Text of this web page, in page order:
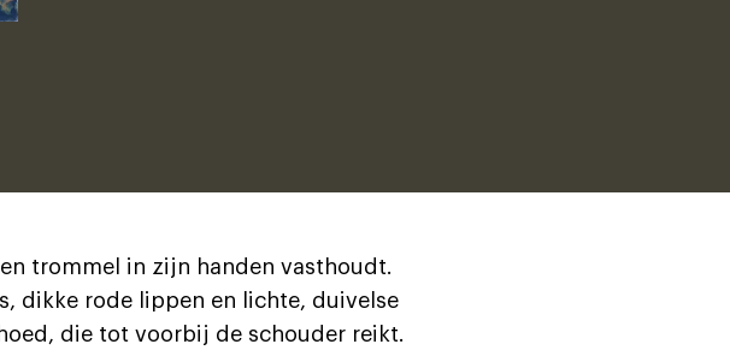
trommel in zijn handen vasthoudt.
dikke rode lippen en lichte, duivelse
die tot voorbij de schouder reikt.